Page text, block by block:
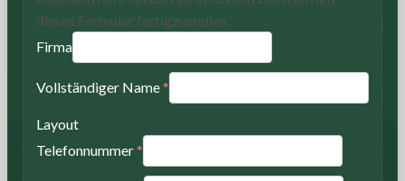
dieses Formular fertigzustellen.
Firma
Vollständiger Name*
Layout
Telefonnummer*